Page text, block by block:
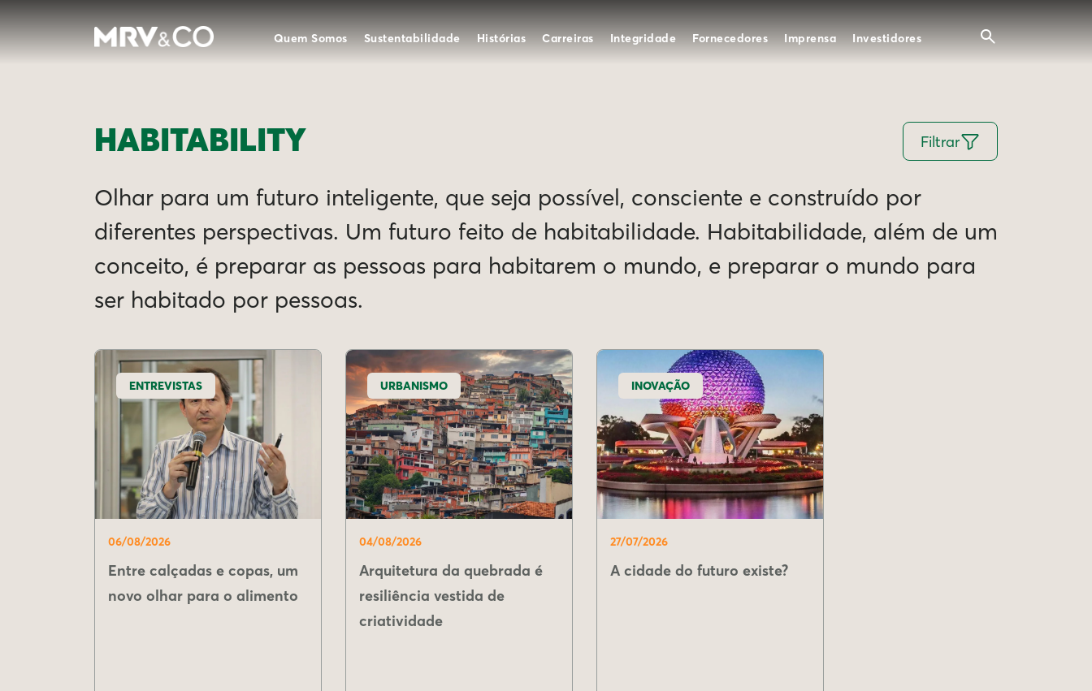
Quem Somos Sustentabilidade Histórias Carreiras Integridade Fornecedores Imprensa Investidores
HABITABILITY Filtrar
Olhar para um futuro inteligente, que seja possível, consciente e construído por
diferentes perspectivas. Um futuro feito de habitabilidade. Habitabilidade, além de um
conceito, é preparar as pessoas para habitarem o mundo, e preparar o mundo para
ser habitado por pessoas.
ENTREVISTAS
06/08/2026
Entre calçadas e copas, um
novo olhar para o alimento
URBANISMO
04/08/2026
Arquitetura da quebrada é
resiliência vestida de
criatividade
INOVAÇÃO
27/07/2026
A cidade do futuro existe?